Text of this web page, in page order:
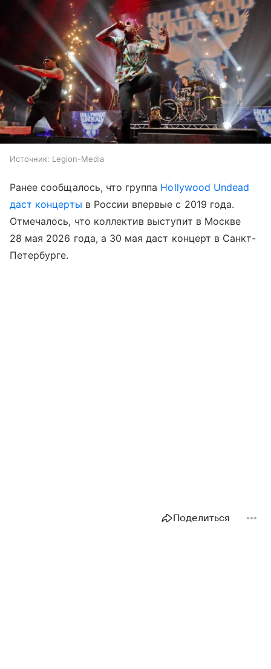
Источник: Legion-Media
Ранее сообщалось, что группа Hollywood Undead
даст концерты в России впервые с 2019 года.
Отмечалось, что коллектив выступит в Москве
28 мая 2026 года, а 30 мая даст концерт в Санкт-
Петербурге.
Поделиться